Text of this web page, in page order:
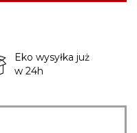
Eko wysyłka już
w 24h